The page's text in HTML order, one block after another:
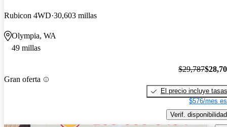
Rubicon 4WD 30,603 millas
Olympia, WA
49 millas
Gran oferta
$29,787
El precio incluye tasas
$576/mes
Verif. disponibilidad